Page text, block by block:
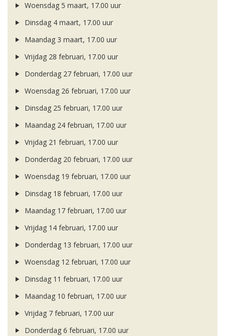
Woensdag 5 maart, 17.00 uur
Dinsdag 4 maart, 17.00 uur
Maandag 3 maart, 17.00 uur
Vrijdag 28 februari, 17.00 uur
Donderdag 27 februari, 17.00 uur
Woensdag 26 februari, 17.00 uur
Dinsdag 25 februari, 17.00 uur
Maandag 24 februari, 17.00 uur
Vrijdag 21 februari, 17.00 uur
Donderdag 20 februari, 17.00 uur
Woensdag 19 februari, 17.00 uur
Dinsdag 18 februari, 17.00 uur
Maandag 17 februari, 17.00 uur
Vrijdag 14 februari, 17.00 uur
Donderdag 13 februari, 17.00 uur
Woensdag 12 februari, 17.00 uur
Dinsdag 11 februari, 17.00 uur
Maandag 10 februari, 17.00 uur
Vrijdag 7 februari, 17.00 uur
Donderdag 6 februari, 17.00 uur